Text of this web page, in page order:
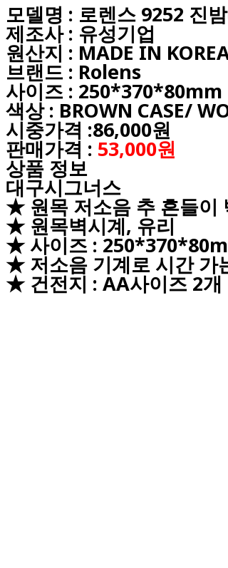
모델명 : 로렌스 9252 진
제조사 : 유성기업
원산지 : MADE IN
브랜드 : Rolens
사이즈 : 250*370*80mm
색상 : BROWN CASE/
시중가격 :86,000원
판매가격 : 53,000원
상품 정보
대구시그너스
★ 원목 저소음 추 흔들이
★ 원목벽시계, 유리
★ 사이즈 :
★ 저소음 기계로 시간 가
★ 건전지 : AA사이즈 2개